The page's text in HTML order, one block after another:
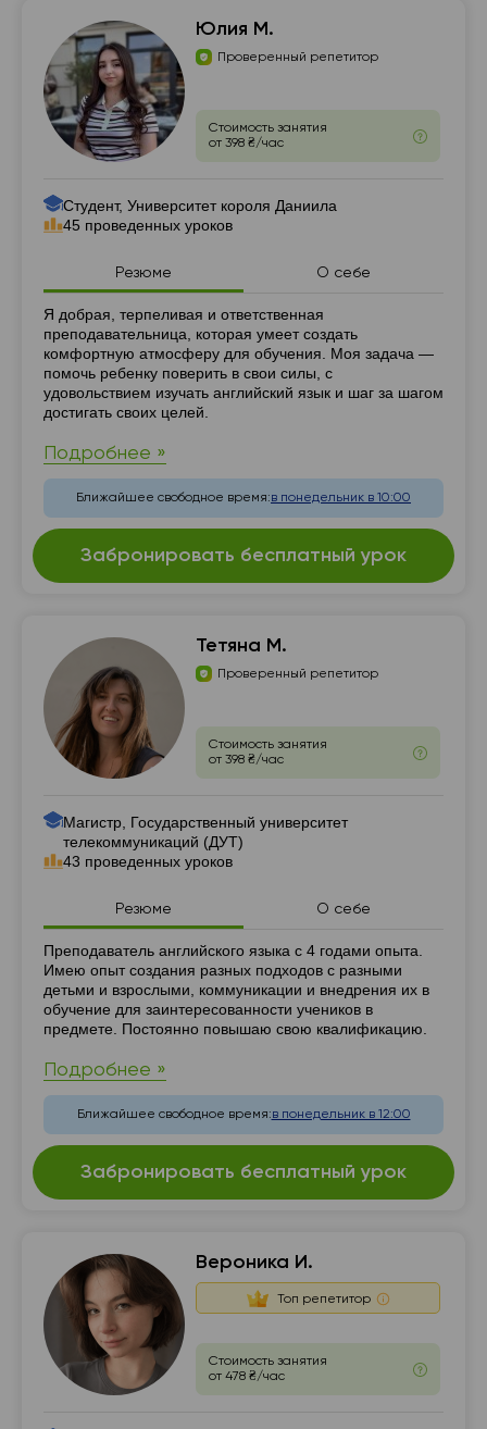
Юлия М.
Проверенный репетитор
Стоимость занятия
от 398 ₴/час
Студент, Университет короля Даниила
45 проведенных уроков
Резюме О себе
Резюме
Я добрая, терпеливая и ответственная
преподавательница, которая умеет создать
комфортную атмосферу для обучения. Моя задача —
помочь ребенку поверить в свои силы, с
удовольствием изучать английский язык и шаг за шагом
достигать своих целей.
Подробнее »
Ближайшее свободное время:в понедельник в 10:00
Забронировать бесплатный урок
Тетяна М.
Проверенный репетитор
Стоимость занятия
от 398 ₴/час
Магистр, Государственный университет
телекоммуникаций (ДУТ)
43 проведенных уроков
Резюме О себе
Резюме
Преподаватель английского языка с 4 годами опыта.
Имею опыт создания разных подходов с разными
детьми и взрослыми, коммуникации и внедрения их в
обучение для заинтересованности учеников в
предмете. Постоянно повышаю свою квалификацию.
Подробнее »
Ближайшее свободное время:в понедельник в 12:00
Забронировать бесплатный урок
Вероника И.
Топ репетитор
Стоимость занятия
от 478 ₴/час